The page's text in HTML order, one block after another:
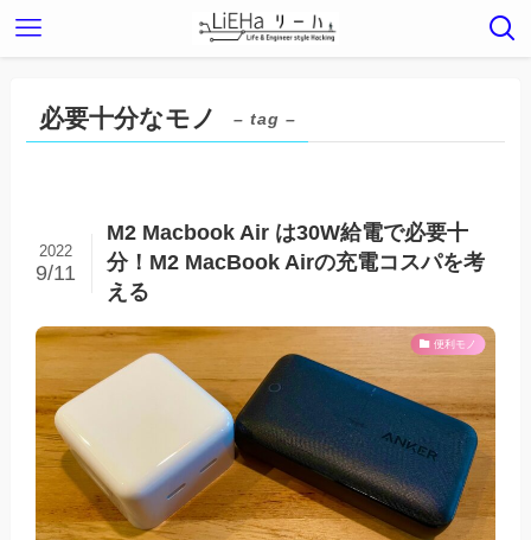
必要十分なモノ – tag –
M2 Macbook Air は30W給電で必要十
分！M2 MacBook Airの充電コスパを考
える
2022
9/11
便利モノ